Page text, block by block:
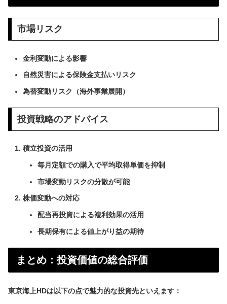
市場リスク
金利変動による影響
自然災害による保険金支払いリスク
為替変動リスク（海外事業展開）
投資戦略のアドバイス
積立投資の活用
毎月定額での購入で平均取得単価を抑制
市場変動リスクの分散が可能
株価変動への対応
配当再投資による複利効果の活用
長期保有による値上がり益の期待
まとめ：投資価値の総合評価
東京海上HDは以下の点で魅力的な投資先といえます：